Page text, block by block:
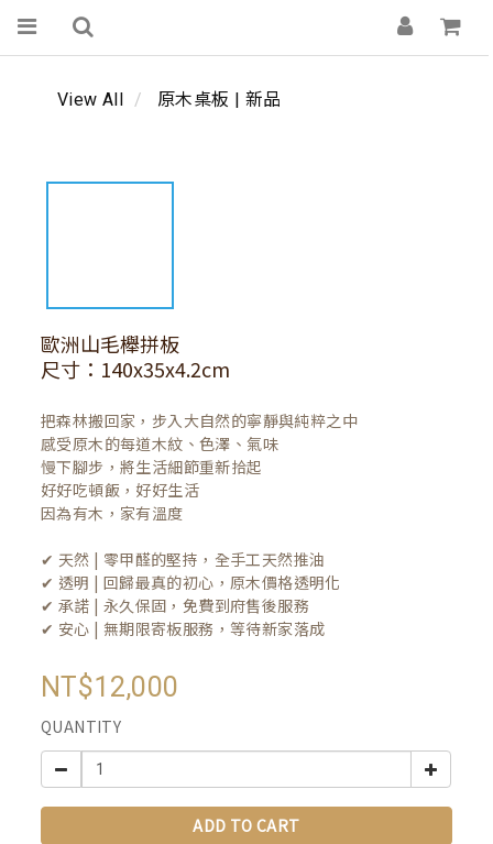
View All 原木桌板 | 新品
歐洲山毛櫸拼板
尺寸：140x35x4.2cm
把森林搬回家，步入大自然的寧靜與純粹之中
感受原木的每道木紋、色澤、氣味
慢下腳步，將生活細節重新拾起
好好吃頓飯，好好生活
因為有木，家有溫度
✔ 天然 | 零甲醛的堅持，全手工天然推油
✔ 透明 | 回歸最真的初心，原木價格透明化
✔ 承諾 | 永久保固，免費到府售後服務
✔ 安心 | 無期限寄板服務，等待新家落成
NT$12,000
QUANTITY
ADD TO CART